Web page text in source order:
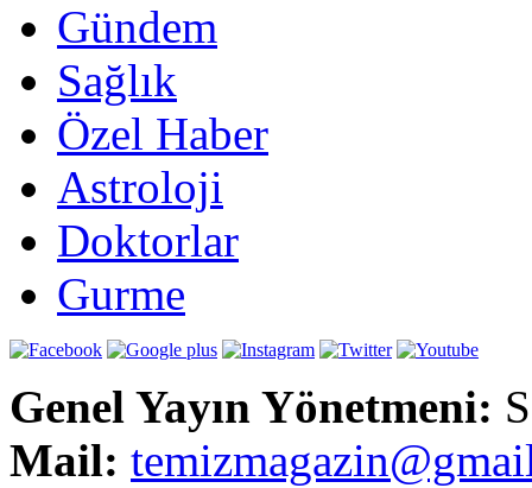
Gündem
Sağlık
Özel Haber
Astroloji
Doktorlar
Gurme
Genel Yayın Yönetmeni:
Mail: t